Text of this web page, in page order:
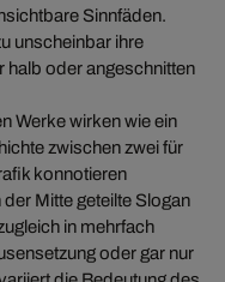
Sinnfäden.
unscheinbar ihre
halb oder angeschnitten
Werke wirken wie ein
zwischen zwei für
konnotieren
Mitte geteilte Slogan
in mehrfach
oder gar nur